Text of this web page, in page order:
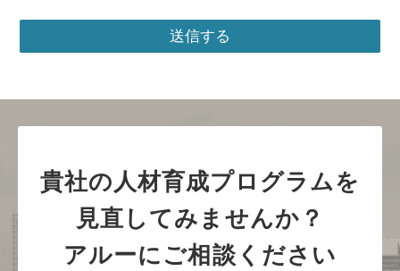
貴社の人材育成プログラムを
見直してみませんか？
アルーにご相談ください